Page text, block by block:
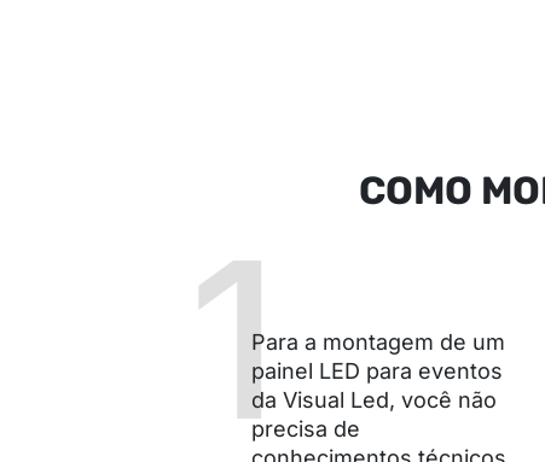
COMO
1Para a montagem de um
painel LED para eventos
da Visual Led, você não
precisa de